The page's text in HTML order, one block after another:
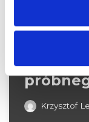
Krzysztof